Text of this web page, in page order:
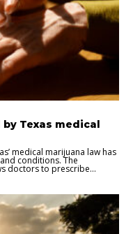
Texas medical
medical marijuana law has
conditions. The
doctors to prescribe...